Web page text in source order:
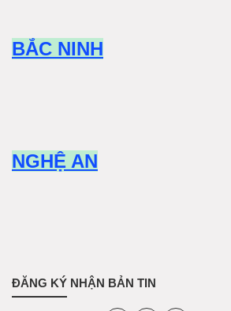
BẮC NINH
NGHỆ AN
ĐĂNG KÝ NHẬN BẢN TIN